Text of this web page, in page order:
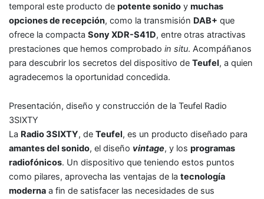
temporal este producto de potente sonido y muchas
opciones de recepción, como la transmisión DAB+ que
ofrece la compacta Sony XDR-S41D, entre otras atractivas
prestaciones que hemos comprobado in situ. Acompáñanos
para descubrir los secretos del dispositivo de Teufel, a quien
agradecemos la oportunidad concedida.
Presentación, diseño y construcción de la Teufel Radio
3SIXTY
La Radio 3SIXTY, de Teufel, es un producto diseñado para
amantes del sonido, el diseño vintage, y los programas
radiofónicos. Un dispositivo que teniendo estos puntos
como pilares, aprovecha las ventajas de la tecnología
moderna a fin de satisfacer las necesidades de sus